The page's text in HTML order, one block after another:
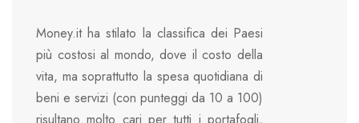
Money.it ha stilato la classifica dei Paesi
più costosi al mondo, dove il costo della
vita, ma soprattutto la spesa quotidiana di
beni e servizi (con punteggi da 10 a 100)
risultano molto cari per tutti i portafogli,